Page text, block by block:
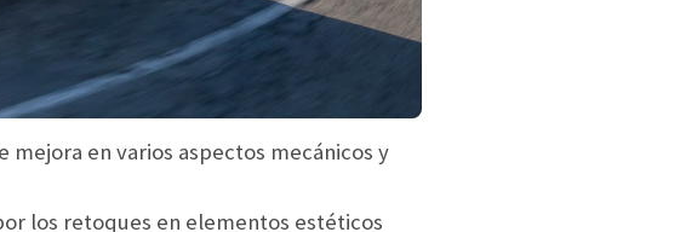
mejora en varios aspectos mecánicos y
los retoques en elementos estéticos